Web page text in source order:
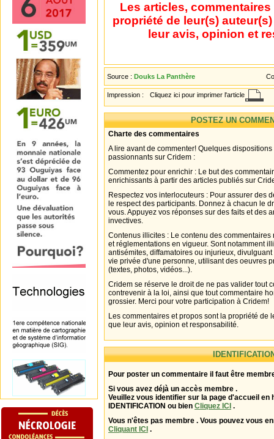
Les articles,
propriété de leur(s)
leur avis, opinion et
Source : Douks La Panthère
Impression : Cliquez ici pour imprimer l'article
POSTEZ UN
Charte des commentaires
A lire avant de commenter! Quelques
passionnants sur Cridem :
Commentez pour enrichir : Le but des
enrichissants à partir des articles publiés sur
Respectez vos interlocuteurs : Pour assurer des
le respect des participants. Donnez à chacun le
vous. Appuyez vos réponses sur des faits et des
invectives.
Contenus illicites : Le contenu des
et réglementations en vigueur. Sont notamment
antisémites, diffamatoires ou injurieux,
vie privée d'une personne, utilisant des oeuvres
(textes, photos, vidéos...).
Cridem se réserve le droit de ne pas valider tout
contrevenir à la loi, ainsi que tout commentaire
grossier. Merci pour votre participation à Cridem!
Les commentaires et propos sont la propriété de
que leur avis, opinion et responsabilité.
Pour poster un commentaire il faut être
Si vous avez déjà un accès membre .
Veuillez vous identifier sur la page d'accueil en
IDENTIFICATION ou bien Cliquez ICI .
Vous n'êtes pas membre . Vous pouvez vous
Cliquant ICI .